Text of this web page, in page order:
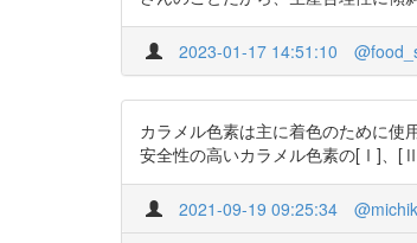
2023-01-17 14:51:10
カラメル色素は主に着色のために使
安全性の高いカラメル色素の[Ⅰ]、
2021-09-19 09:25:34